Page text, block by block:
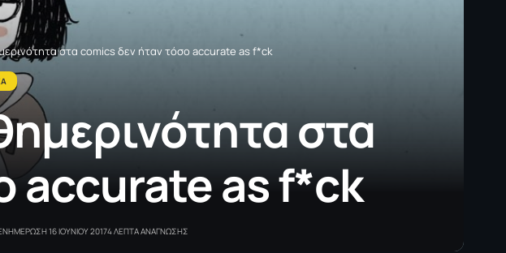
στα comics δεν ήταν τόσο accurate as f*ck
στα
accurate as f*ck
16 ΙΟΥΝΙΟΥ 20174 ΛΕΠΤΑ ΑΝΑΓΝΩΣΗΣ